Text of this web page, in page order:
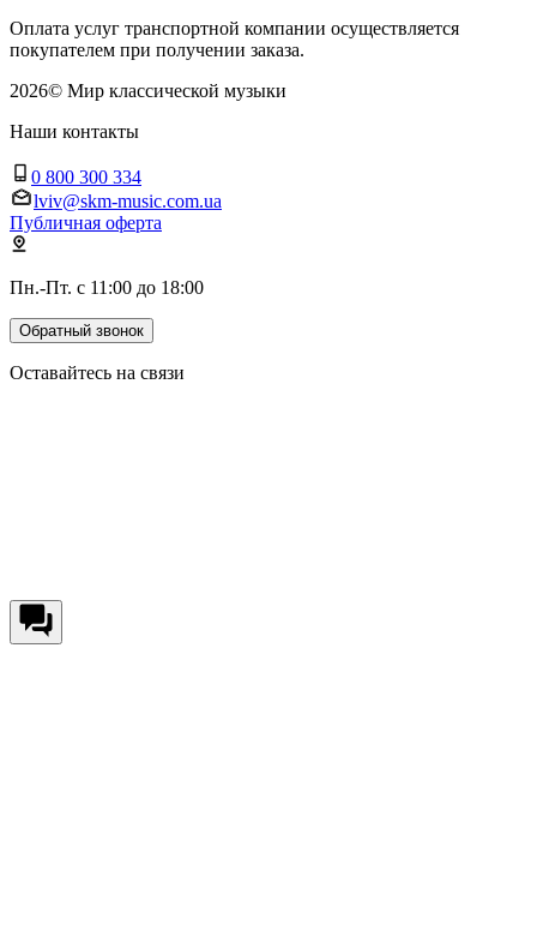
Оплата услуг транспортной компании осуществляется
покупателем при получении заказа.
2026© Мир классической музыки
Наши контакты
0 800 300 334
lviv@skm-music.com.ua
Публичная оферта
Пн.-Пт. с 11:00 до 18:00
Обратный звонок
Оставайтесь на связи